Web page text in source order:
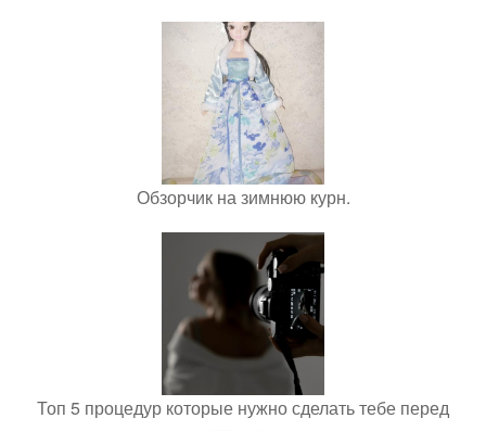
Обзорчик на зимнюю курн.
Топ 5 процедур которые нужно сделать тебе перед